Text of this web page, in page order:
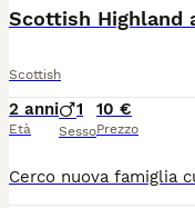
Scottish Highland
Scottish
2 anni
Età
1
Sesso
10 €
Prezzo